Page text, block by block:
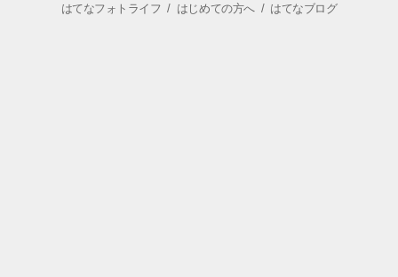
はてなフォトライフ / はじめての方へ/ はてなブログ